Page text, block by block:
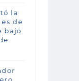
la
de
bajo